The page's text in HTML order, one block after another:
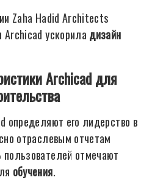
Zaha Hadid Architects
ускорила дизайн
Archicad для
определяют его лидерство в
отраслевым отчетам
отмечают
обучения.